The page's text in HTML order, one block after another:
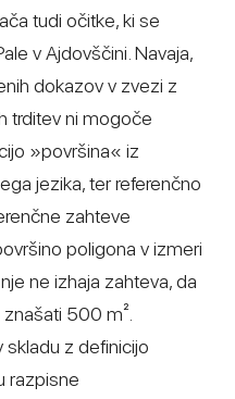
tudi očitke, ki se
v Ajdovščini. Navaja,
dokazov v zvezi z
trditev ni mogoče
»površina« iz
jezika, ter referenčno
zahteve
poligona v izmeri
ne izhaja zahteva, da
500 m².
skladu z definicijo
razpisne